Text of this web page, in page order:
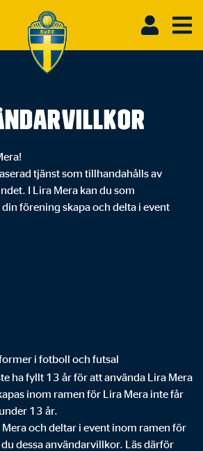
tjänst som tillhandahålls av
I Lira Mera kan du som
förening skapa och delta i event
i fotboll och futsal
ha fyllt 13 år för att använda Lira Mera
inom ramen för Lira Mera inte får
13 år.
och deltar i event inom ramen för
dessa användarvillkor. Läs därför